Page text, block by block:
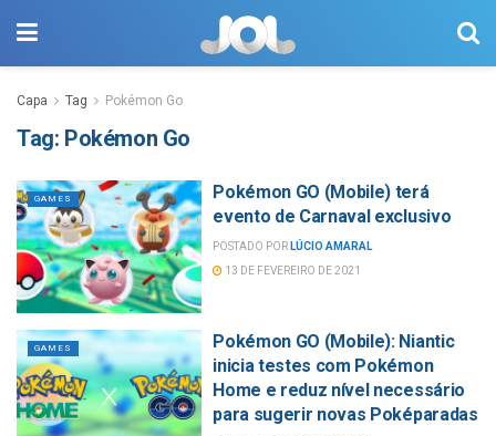
Capa Tag Pokémon Go
Tag: Pokémon Go
GAMES
Pokémon GO (Mobile) terá
evento de Carnaval exclusivo
POSTADO POR LÚCIO AMARAL
13 DE FEVEREIRO DE 2021
GAMES
Pokémon GO (Mobile): Niantic
inicia testes com Pokémon
Home e reduz nível necessário
para sugerir novas Poképaradas